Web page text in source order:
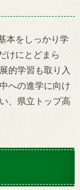
本をしっかり学
けにとどまら
的学習も取り入
への進学に向け
、県立トップ高